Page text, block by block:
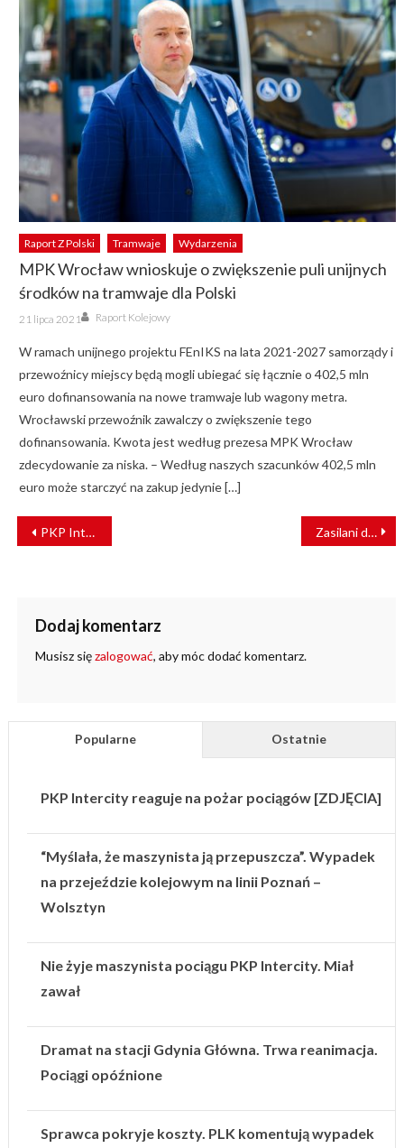
Raport Z Polski Tramwaje Wydarzenia
MPK Wrocław wnioskuje o zwiększenie puli unijnych
środków na tramwaje dla Polski
Posted
on
21 lipca 2021 Author
Raport Kolejowy
W ramach unijnego projektu FEnIKS na lata 2021-2027 samorządy i
przewoźnicy miejscy będą mogli ubiegać się łącznie o 402,5 mln
euro dofinansowania na nowe tramwaje lub wagony metra.
Wrocławski przewoźnik zawalczy o zwiększenie tego
dofinansowania. Kwota jest według prezesa MPK Wrocław
zdecydowanie za niska. – Według naszych szacunków 402,5 mln
euro może starczyć na zakup jedynie […]
NAWIGACJA
WPISU
PKP Intercity kupi 18 lokomotyw manewrowych Zasilani doświadczeniem. APS Energia napędza przyszłość kolei
Dodaj komentarz
Musisz sięzalogować, aby móc dodać komentarz.
Popularne Ostatnie
PKP Intercity reaguje na pożar pociągów [ZDJĘCIA]
“Myślała, że maszynista ją przepuszcza”. Wypadek
na przejeździe kolejowym na linii Poznań –
Wolsztyn
Nie żyje maszynista pociągu PKP Intercity. Miał
zawał
Dramat na stacji Gdynia Główna. Trwa reanimacja.
Pociągi opóźnione
Sprawca pokryje koszty. PLK komentują wypadek